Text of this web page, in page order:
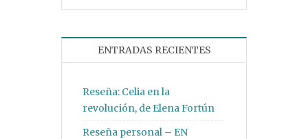
ENTRADAS RECIENTES
Reseña: Celia en la
revolución, de Elena Fortún
Reseña personal – EN